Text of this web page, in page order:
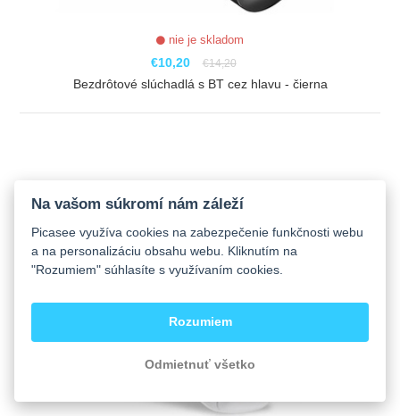
nie je skladom
€10,20 €14,20
Bezdrôtové slúchadlá s BT cez hlavu - čierna
Na vašom súkromí nám záleží
Picasee využíva cookies na zabezpečenie funkčnosti webu
a na personalizáciu obsahu webu. Kliknutím na
"Rozumiem" súhlasíte s využívaním cookies.
Rozumiem
Odmietnuť všetko